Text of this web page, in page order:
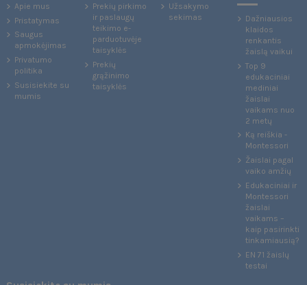
Apie mus
Pristatymas
Saugus
apmokėjimas
Privatumo
politika
Susisiekite su
mumis
Prekių pirkimo
ir paslaugų
teikimo e-
parduotuvėje
taisyklės
Prekių
grąžinimo
taisyklės
Užsakymo
sekimas
Dažniausios
klaidos
renkantis
žaislą vaikui
Top 9
edukaciniai
mediniai
žaislai
vaikams nuo
2 metų
Ką reiškia -
Montessori
Žaislai pagal
vaiko amžių
Edukaciniai ir
Montessori
žaislai
vaikams –
kaip pasirinkti
tinkamiausią?
EN 71 žaislų
testai